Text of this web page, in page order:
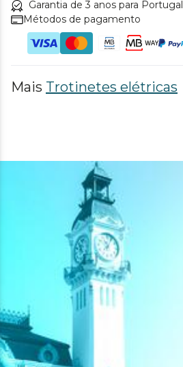
Garantia de 3 anos para Portugal
Métodos de pagamento
Mais Trotinetes elétricas